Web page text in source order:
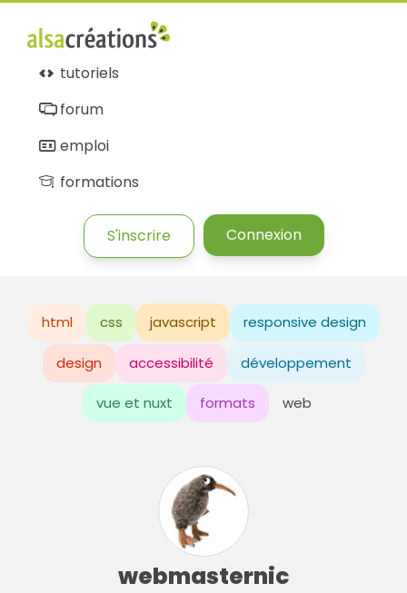
tutoriels
forum
emploi
formations
S'inscrire Connexion
html css javascript responsive design
design accessibilité développement
vue et nuxt formats web
webmasternic